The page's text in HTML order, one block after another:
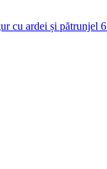
cu ardei și pătrunjel 6